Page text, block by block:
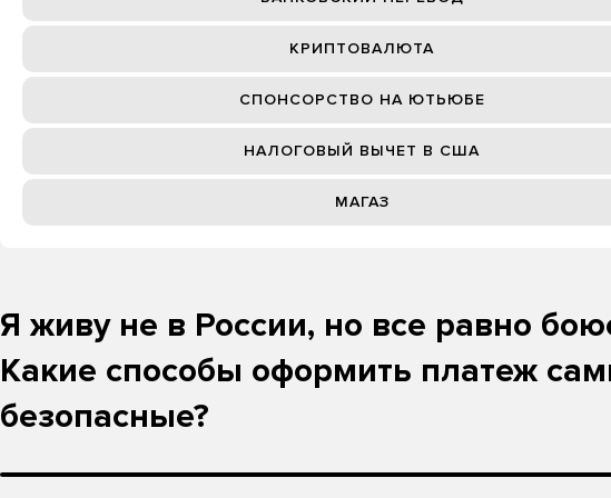
КРИПТОВАЛЮТА
СПОНСОРСТВО НА ЮТЬЮБЕ
НАЛОГОВЫЙ ВЫЧЕТ В США
МАГАЗ
Я живу не в России, но все равно
Какие способы оформить платеж
безопасные?